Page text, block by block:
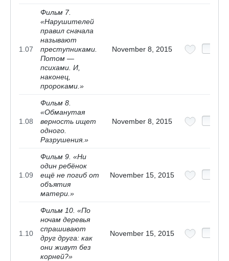
1.07
Фильм 7.
«Нарушителей
правил сначала
называют
преступниками.
Потом —
психами. И,
наконец,
пророками.»
November 8, 2015
1.08
Фильм 8.
«Обманутая
верность ищет
одного.
Разрушения.»
November 8, 2015
1.09
Фильм 9. «Ни
один ребёнок
ещё не погиб от
объятия
матери.»
November 15, 2015
1.10
Фильм 10. «По
ночам деревья
спрашивают
друг друга: как
они живут без
корней?»
November 15, 2015